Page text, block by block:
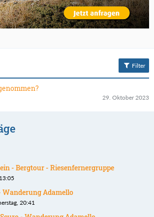
Filter
29. Oktober 2023
- Bergtour - Riesenfernergruppe
Wanderung Adamello
20:41